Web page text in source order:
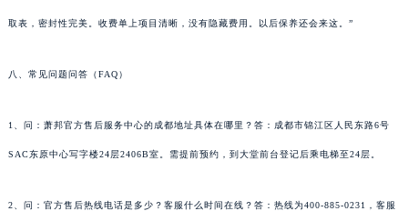
取表，密封性完美。收费单上项目清晰，没有隐藏费用。以后保养还会来这。”
八、常见问题问答（FAQ）
1、问：萧邦官方售后服务中心的成都地址具体在哪里？答：成都市锦江区人民东路6号
SAC东原中心写字楼24层2406B室。需提前预约，到大堂前台登记后乘电梯至24层。
2、问：官方售后热线电话是多少？客服什么时间在线？答：热线为400-885-0231，客服